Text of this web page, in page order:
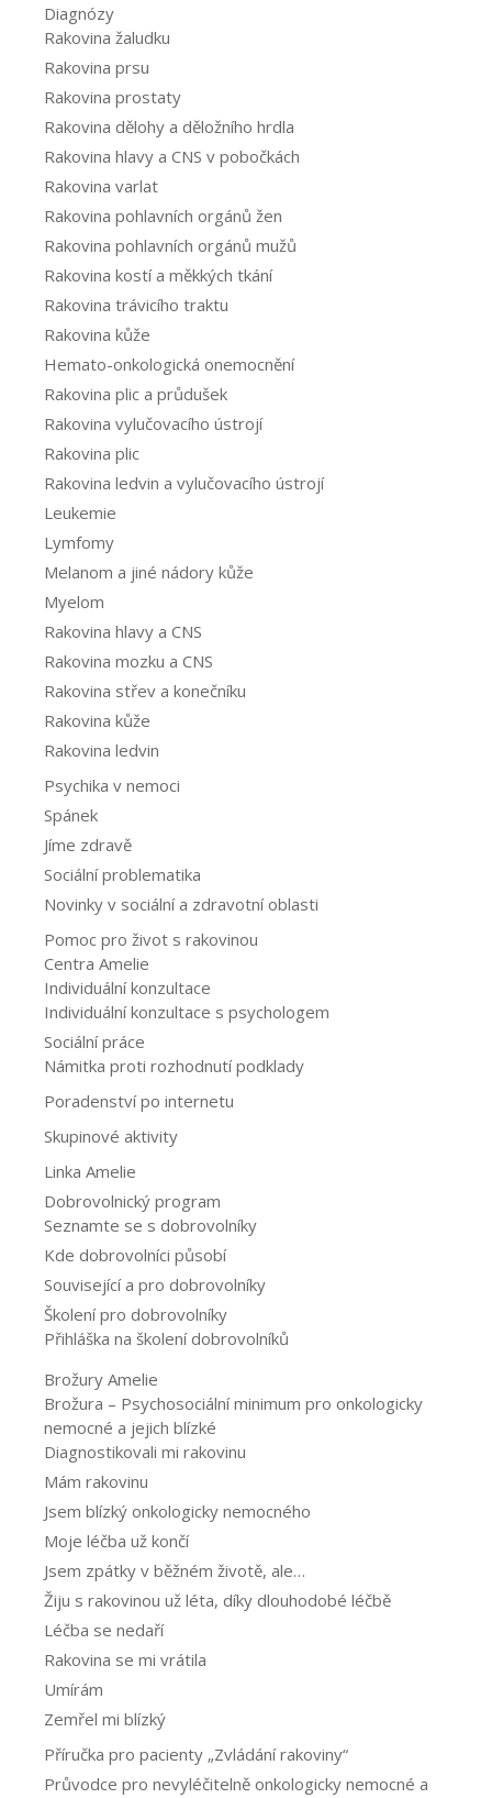
Diagnózy
Rakovina žaludku
Rakovina prsu
Rakovina prostaty
Rakovina dělohy a děložního hrdla
Rakovina hlavy a CNS v pobočkách
Rakovina varlat
Rakovina pohlavních orgánů žen
Rakovina pohlavních orgánů mužů
Rakovina kostí a měkkých tkání
Rakovina trávicího traktu
Rakovina kůže
Hemato-onkologická onemocnění
Rakovina plic a průdušek
Rakovina vylučovacího ústrojí
Rakovina plic
Rakovina ledvin a vylučovacího ústrojí
Leukemie
Lymfomy
Melanom a jiné nádory kůže
Myelom
Rakovina hlavy a CNS
Rakovina mozku a CNS
Rakovina střev a konečníku
Rakovina kůže
Rakovina ledvin
Psychika v nemoci
Spánek
Jíme zdravě
Sociální problematika
Novinky v sociální a zdravotní oblasti
Pomoc pro život s rakovinou
Centra Amelie
Individuální konzultace
Individuální konzultace s psychologem
Sociální práce
Námitka proti rozhodnutí podklady
Poradenství po internetu
Skupinové aktivity
Linka Amelie
Dobrovolnický program
Seznamte se s dobrovolníky
Kde dobrovolníci působí
Související a pro dobrovolníky
Školení pro dobrovolníky
Přihláška na školení dobrovolníků
Brožury Amelie
Brožura – Psychosociální minimum pro onkologicky
nemocné a jejich blízké
Diagnostikovali mi rakovinu
Mám rakovinu
Jsem blízký onkologicky nemocného
Moje léčba už končí
Jsem zpátky v běžném životě, ale…
Žiju s rakovinou už léta, díky dlouhodobé léčbě
Léčba se nedaří
Rakovina se mi vrátila
Umírám
Zemřel mi blízký
Příručka pro pacienty „Zvládání rakoviny“
Průvodce pro nevyléčitelně onkologicky nemocné a